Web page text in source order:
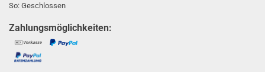
So: Geschlossen
Zahlungsmöglichkeiten: